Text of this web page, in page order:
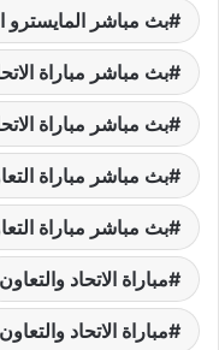
بث مباشر المايسترو
بث مباشر مباراة
بث مباشر مباراة
بث مباشر مباراة
بث مباشر مباراة
مباراة الاتحاد والتعاون
مباراة الاتحاد